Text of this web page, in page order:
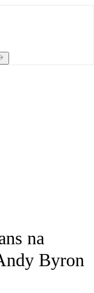
na
Byron